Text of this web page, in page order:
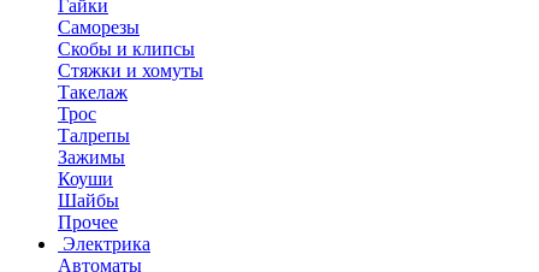
Гайки
Саморезы
Скобы и клипсы
Стяжки и хомуты
Такелаж
Трос
Талрепы
Зажимы
Коуши
Шайбы
Прочее
Электрика
Автоматы